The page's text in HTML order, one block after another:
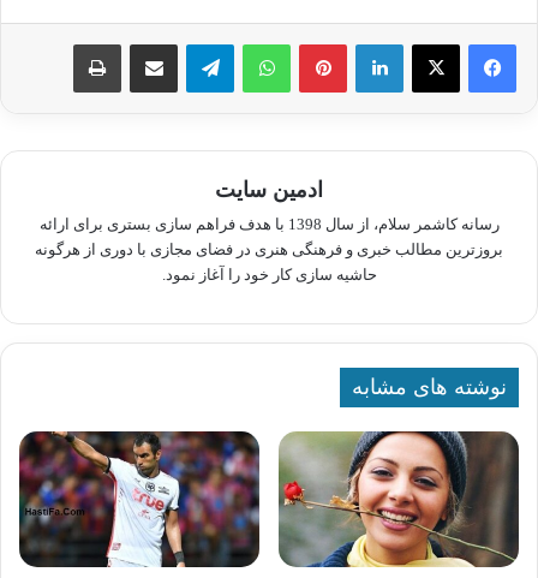
لینکدین پینترستواتس آپ تلگرام اشتراک گذاری از طریق ایمیل چاپ
ادمین سایت
رسانه کاشمر سلام، از سال 1398 با هدف فراهم سازی بستری برای ارائه
بروزترین مطالب خبری و فرهنگی هنری در فضای مجازی با دوری از هرگونه
حاشیه سازی کار خود را آغاز نمود.
نوشته های مشابه